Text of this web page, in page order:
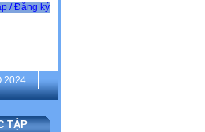
/ Đăng ký
2024
TẬP